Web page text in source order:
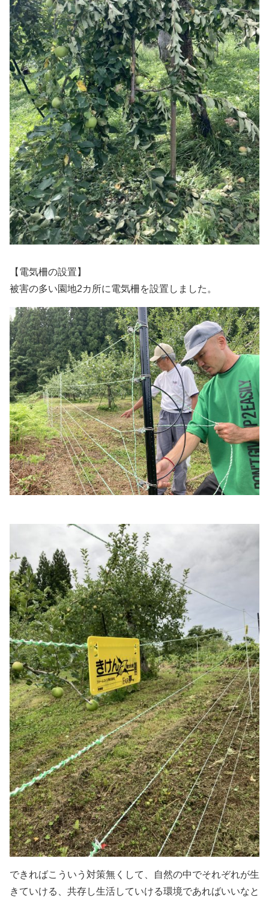
【電気柵の設置】
被害の多い園地2カ所に電気柵を設置しました。
できればこういう対策無くして、自然の中でそれぞれが生
きていける、共存し生活していける環境であればいいなと